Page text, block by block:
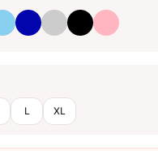
optique
Bleu bébé
Bleu royal
Gris clair
NoirRose clair
L XL